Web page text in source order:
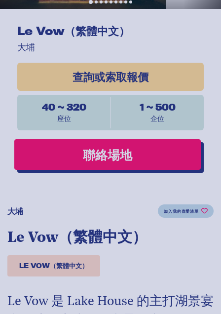
大埔 加入我的喜愛清單
Le Vow（繁體中文）
LE VOW（繁體中文）
Le Vow 是 Lake House 的主打湖景宴
Le Vow（繁體中文）
大埔
查詢或索取報價
40 ~ 320
座位
1 ~ 500
企位
聯絡場地